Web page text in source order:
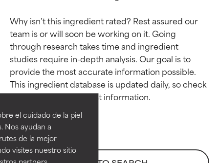
el cuidado de la piel
Nos ayudan a
de la mejor
visites nuestro sitio
Why isn’t this ingredient rated? Rest assured our
team is or will soon be working on it. Going
through research takes time and ingredient
studies require in-depth analysis. Our goal is to
provide the most accurate information possible.
This ingredient database is updated daily, so check
Calificaciones de
ingredientes
EXCELENTE
Ingrediente sobresaliente con
beneficios reales para la piel. Su
eficacia está demostrada y
Calificaciones de
ingredientes
EXCELENTE
Ingrediente sobresaliente con
beneficios reales para la piel. Su
eficacia está demostrada y